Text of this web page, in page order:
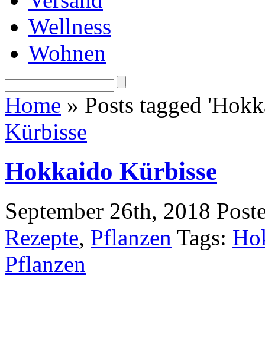
Wellness
Wohnen
Home » Posts tagged
Kürbisse
Hokkaido Kürbisse
September 26th, 2018
Rezepte, Pflanzen Tags:
Pflanzen